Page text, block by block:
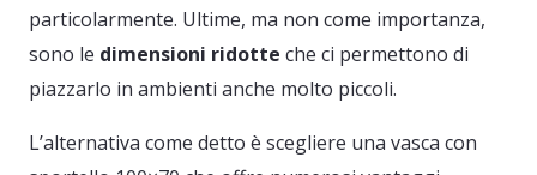
particolarmente. Ultime, ma non come importanza,
sono le dimensioni ridotte che ci permettono di
piazzarlo in ambienti anche molto piccoli.
L’alternativa come detto è scegliere una vasca con